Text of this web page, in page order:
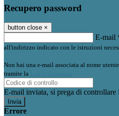
Recupero password
button close ×
E-mail
all'indirizzo indicato con le istruzioni
Non hai una e-mail associata al nome
tramite la
E-mail inviata, si prega di controllare
Errore